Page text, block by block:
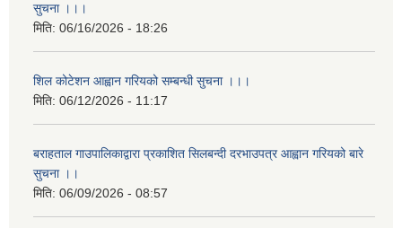
सुचना ।।।
मिति: 06/16/2026 - 18:26
शिल कोटेशन आह्वान गरियको सम्बन्धी सुचना ।।।
मिति: 06/12/2026 - 11:17
बराहताल गाउपालिकाद्वारा प्रकाशित सिलबन्दी दरभाउपत्र आह्वान गरियको बारे
सुचना ।।
मिति: 06/09/2026 - 08:57